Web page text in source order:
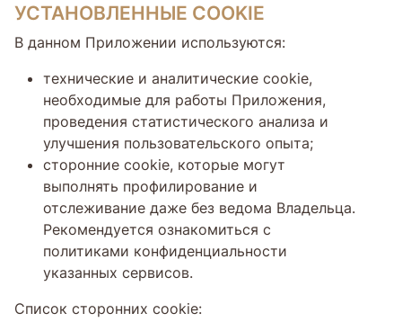
УСТАНОВЛЕННЫЕ COOKIE
В данном Приложении используются:
технические и аналитические cookie,
необходимые для работы Приложения,
проведения статистического анализа и
улучшения пользовательского опыта;
сторонние cookie, которые могут
выполнять профилирование и
отслеживание даже без ведома Владельца.
Рекомендуется ознакомиться с
политиками конфиденциальности
указанных сервисов.
Список сторонних cookie: